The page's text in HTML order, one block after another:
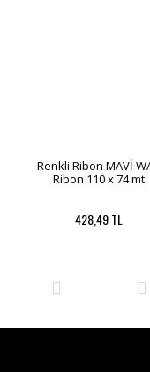
Renkli Ribon MAVİ
Ribon 110 x 74 mt
428,49 TL